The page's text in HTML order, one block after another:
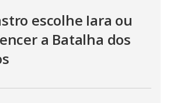
escolhe Iara ou
a Batalha dos